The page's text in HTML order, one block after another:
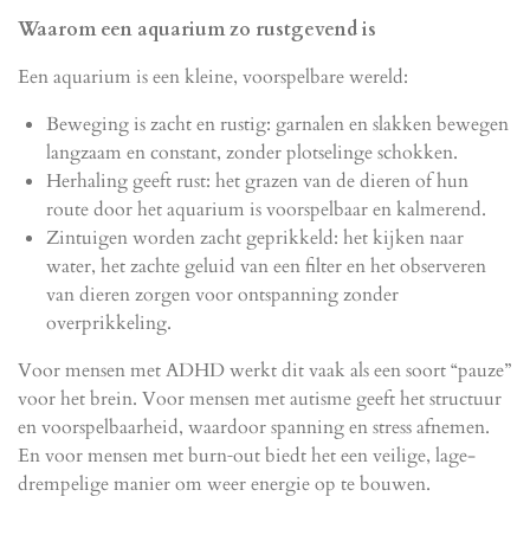
Waarom een aquarium zo rustgevend is
Een aquarium is een kleine, voorspelbare wereld:
Beweging is zacht en rustig: garnalen en slakken bewegen
langzaam en constant, zonder plotselinge schokken.
Herhaling geeft rust: het grazen van de dieren of hun
route door het aquarium is voorspelbaar en kalmerend.
Zintuigen worden zacht geprikkeld: het kijken naar
water, het zachte geluid van een filter en het observeren
van dieren zorgen voor ontspanning zonder
overprikkeling.
Voor mensen met ADHD werkt dit vaak als een soort “pauze”
voor het brein. Voor mensen met autisme geeft het structuur
en voorspelbaarheid, waardoor spanning en stress afnemen.
En voor mensen met burn‑out biedt het een veilige, lage-
drempelige manier om weer energie op te bouwen.